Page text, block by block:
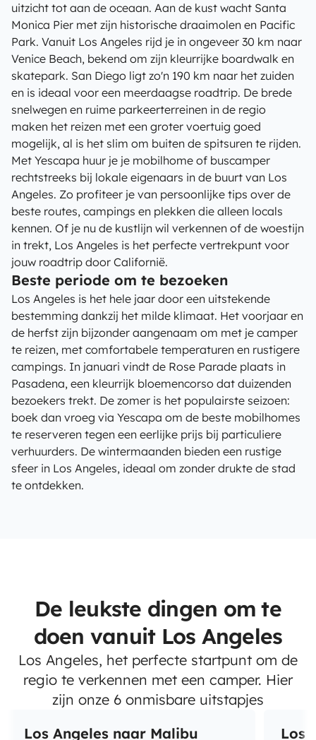
uitzicht tot aan de oceaan. Aan de kust wacht Santa
Monica Pier met zijn historische draaimolen en Pacific
Park. Vanuit Los Angeles rijd je in ongeveer 30 km naar
Venice Beach, bekend om zijn kleurrijke boardwalk en
skatepark. San Diego ligt zo'n 190 km naar het zuiden
en is ideaal voor een meerdaagse roadtrip. De brede
snelwegen en ruime parkeerterreinen in de regio
maken het reizen met een groter voertuig goed
mogelijk, al is het slim om buiten de spitsuren te rijden.
Met Yescapa huur je je mobilhome of buscamper
rechtstreeks bij lokale eigenaars in de buurt van Los
Angeles. Zo profiteer je van persoonlijke tips over de
beste routes, campings en plekken die alleen locals
kennen. Of je nu de kustlijn wil verkennen of de woestijn
in trekt, Los Angeles is het perfecte vertrekpunt voor
jouw roadtrip door Californië.
Beste periode om te bezoeken
Los Angeles is het hele jaar door een uitstekende
bestemming dankzij het milde klimaat. Het voorjaar en
de herfst zijn bijzonder aangenaam om met je camper
te reizen, met comfortabele temperaturen en rustigere
campings. In januari vindt de Rose Parade plaats in
Pasadena, een kleurrijk bloemencorso dat duizenden
bezoekers trekt. De zomer is het populairste seizoen:
boek dan vroeg via Yescapa om de beste mobilhomes
te reserveren tegen een eerlijke prijs bij particuliere
verhuurders. De wintermaanden bieden een rustige
sfeer in Los Angeles, ideaal om zonder drukte de stad
te ontdekken.
De leukste dingen om te
doen vanuit Los Angeles
Los Angeles, het perfecte startpunt om de
regio te verkennen met een camper. Hier
zijn onze 6 onmisbare uitstapjes
Los Angeles naar Malibu
Los